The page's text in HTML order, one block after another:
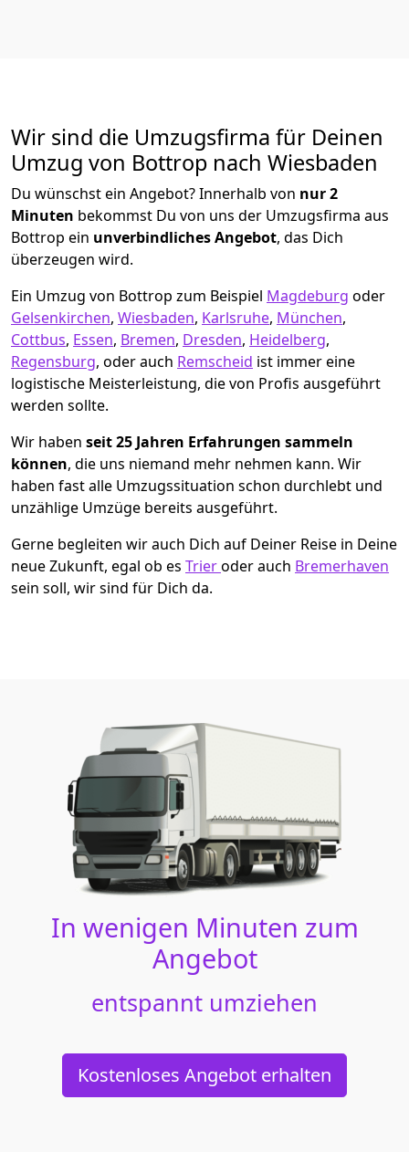
Wir sind die Umzugsfirma für Deinen
Umzug von Bottrop nach Wiesbaden
Du wünschst ein Angebot? Innerhalb von nur 2
Minuten bekommst Du von uns der Umzugsfirma aus
Bottrop ein unverbindliches Angebot, das Dich
überzeugen wird.
Ein Umzug von Bottrop zum Beispiel Magdeburg oder
Gelsenkirchen, Wiesbaden, Karlsruhe, München,
Cottbus, Essen, Bremen, Dresden, Heidelberg,
Regensburg, oder auch Remscheid ist immer eine
logistische Meisterleistung, die von Profis ausgeführt
werden sollte.
Wir haben seit25 Jahren Erfahrungen sammeln
können, die uns niemand mehr nehmen kann. Wir
haben fast alle Umzugssituation schon durchlebt und
unzählige Umzüge bereits ausgeführt.
Gerne begleiten wir auch Dich auf Deiner Reise in Deine
neue Zukunft, egal ob es Trieroder auch Bremer­haven
sein soll, wir sind für Dich da.
In wenigen Minuten zum
Angebot
entspannt umziehen
Kostenloses Angebot erhalten